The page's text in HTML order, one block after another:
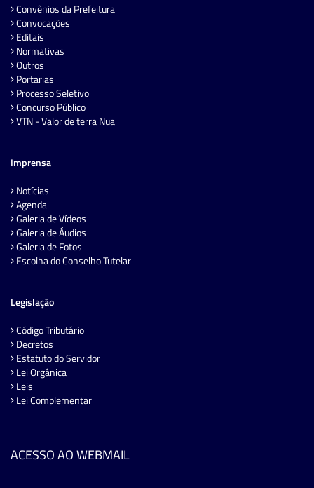
Convênios da Prefeitura
Convocações
Editais
Normativas
Outros
Portarias
Processo Seletivo
Concurso Público
VTN - Valor de terra Nua
Imprensa
Notícias
Agenda
Galeria de Vídeos
Galeria de Áudios
Galeria de Fotos
Escolha do Conselho Tutelar
Legislação
Código Tributário
Decretos
Estatuto do Servidor
Lei Orgânica
Leis
Lei Complementar
ACESSO AO WEBMAIL